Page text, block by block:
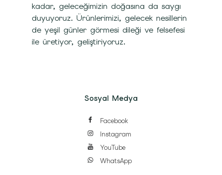
kadar, geleceğimizin doğasına da saygı
duyuyoruz. Ürünlerimizi, gelecek nesillerin
de yeşil günler görmesi dileği ve felsefesi
ile üretiyor, geliştiriyoruz.
Sosyal Medya
Facebook
Instagram
YouTube
WhatsApp